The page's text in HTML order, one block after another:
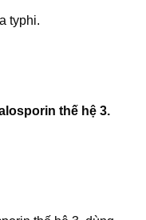
typhi.
thế hệ 3.